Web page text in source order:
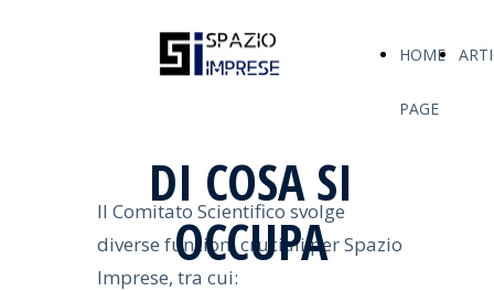
HOME
PAGE
DI COSA SI
OCCUPA
Il Comitato Scientifico svolge
diverse funzioni cruciali per Spazio
Imprese, tra cui: